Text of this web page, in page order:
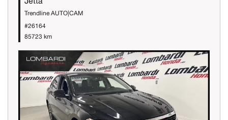
Trendline AUTO|CAM
#26164
85723 km